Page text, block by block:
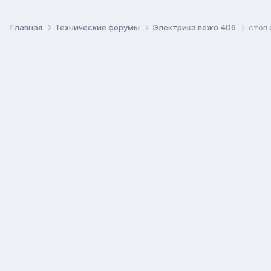
Главная Технические форумы Электрика пежо 406 стоп